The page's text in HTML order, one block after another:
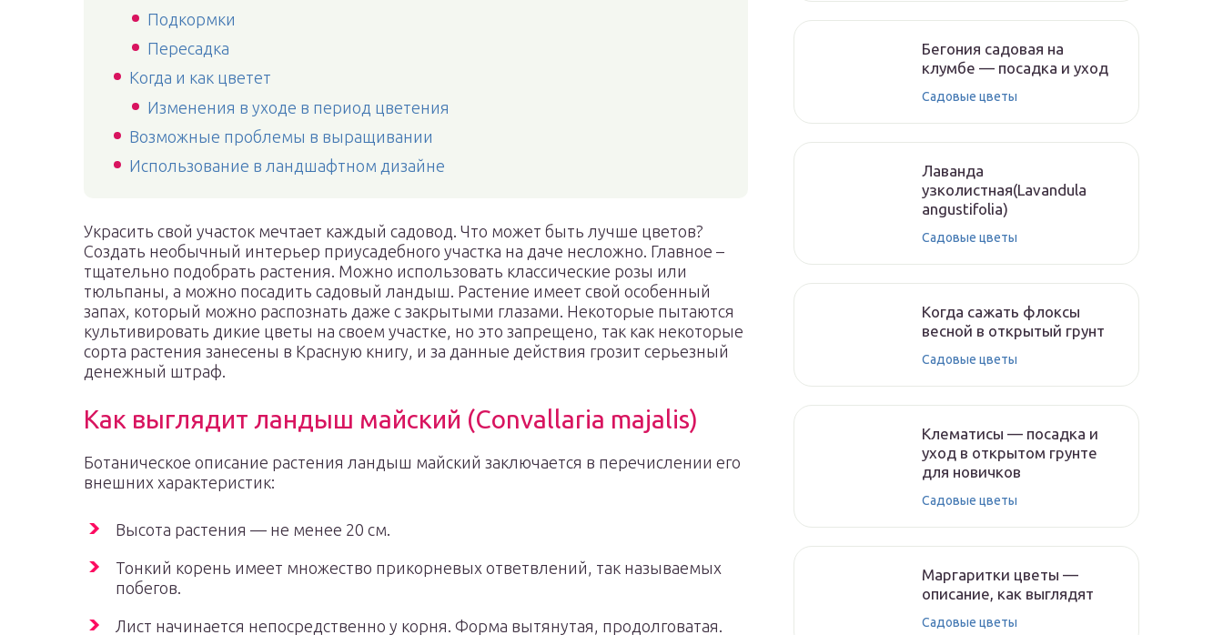
Подкормки
Пересадка
Когда и как цветет
Изменения в уходе в период цветения
Возможные проблемы в выращивании
Использование в ландшафтном дизайне
Украсить свой участок мечтает каждый садовод. Что может быть лучше цветов?
Создать необычный интерьер приусадебного участка на даче несложно. Главное –
тщательно подобрать растения. Можно использовать классические розы или
тюльпаны, а можно посадить садовый ландыш. Растение имеет свой особенный
запах, который можно распознать даже с закрытыми глазами. Некоторые пытаются
культивировать дикие цветы на своем участке, но это запрещено, так как некоторые
сорта растения занесены в Красную книгу, и за данные действия грозит серьезный
денежный штраф.
Как выглядит ландыш майский (Convallaria majalis)
Ботаническое описание растения ландыш майский заключается в перечислении его
внешних характеристик:
Высота растения — не менее 20 см.
Тонкий корень имеет множество прикорневых ответвлений, так называемых
побегов.
Лист начинается непосредственно у корня. Форма вытянутая, продолговатая.
Бегония садовая на
клумбе — посадка и уход
Садовые цветы
Лаванда
узколистная(Lavandula
angustifolia)
Садовые цветы
Когда сажать флоксы
весной в открытый грунт
Садовые цветы
Клематисы — посадка и
уход в открытом грунте
для новичков
Садовые цветы
Маргаритки цветы —
описание, как выглядят
Садовые цветы